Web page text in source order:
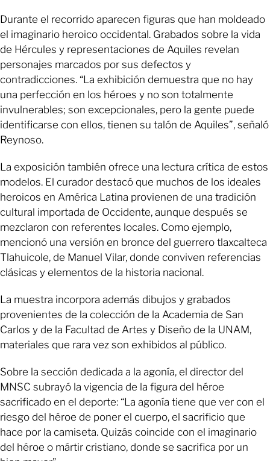
Durante el recorrido aparecen figuras que han moldeado
el imaginario heroico occidental. Grabados sobre la vida
de Hércules y representaciones de Aquiles revelan
personajes marcados por sus defectos y
contradicciones. “La exhibición demuestra que no hay
una perfección en los héroes y no son totalmente
invulnerables; son excepcionales, pero la gente puede
identificarse con ellos, tienen su talón de Aquiles”, señaló
Reynoso.
La exposición también ofrece una lectura crítica de estos
modelos. El curador destacó que muchos de los ideales
heroicos en América Latina provienen de una tradición
cultural importada de Occidente, aunque después se
mezclaron con referentes locales. Como ejemplo,
mencionó una versión en bronce del guerrero tlaxcalteca
Tlahuicole, de Manuel Vilar, donde conviven referencias
clásicas y elementos de la historia nacional.
La muestra incorpora además dibujos y grabados
provenientes de la colección de la Academia de San
Carlos y de la Facultad de Artes y Diseño de la UNAM,
materiales que rara vez son exhibidos al público.
Sobre la sección dedicada a la agonía, el director del
MNSC subrayó la vigencia de la figura del héroe
sacrificado en el deporte: “La agonía tiene que ver con el
riesgo del héroe de poner el cuerpo, el sacrificio que
hace por la camiseta. Quizás coincide con el imaginario
del héroe o mártir cristiano, donde se sacrifica por un